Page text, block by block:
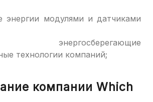
энергии модулями и датчиками
энергосберегающие
технологии компаний;
компании Which